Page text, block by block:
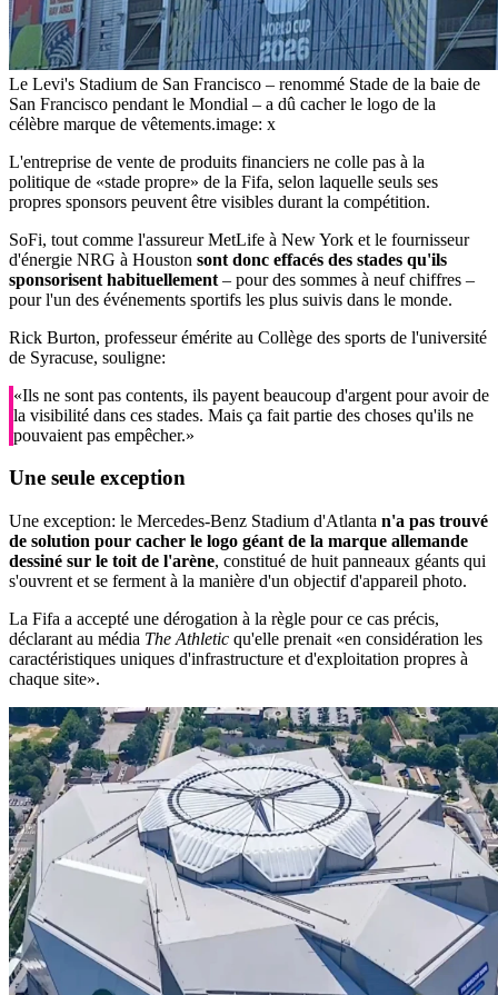
Le Levi's Stadium de San Francisco – renommé Stade de la baie de
San Francisco pendant le Mondial – a dû cacher le logo de la
célèbre marque de vêtements.image: x
L'entreprise de vente de produits financiers ne colle pas à la
politique de «stade propre» de la Fifa, selon laquelle seuls ses
propres sponsors peuvent être visibles durant la compétition.
SoFi, tout comme l'assureur MetLife à New York et le fournisseur
d'énergie NRG à Houston sont donc effacés des stades qu'ils
sponsorisent habituellement – pour des sommes à neuf chiffres –
pour l'un des événements sportifs les plus suivis dans le monde.
Rick Burton, professeur émérite au Collège des sports de l'université
de Syracuse, souligne:
«Ils ne sont pas contents, ils payent beaucoup d'argent pour avoir de
la visibilité dans ces stades. Mais ça fait partie des choses qu'ils ne
pouvaient pas empêcher.»
Une seule exception
Une exception: le Mercedes-Benz Stadium d'Atlanta n'a pas trouvé
de solution pour cacher le logo géant de la marque allemande
dessiné sur le toit de l'arène, constitué de huit panneaux géants qui
s'ouvrent et se ferment à la manière d'un objectif d'appareil photo.
La Fifa a accepté une dérogation à la règle pour ce cas précis,
déclarant au média The Athletic qu'elle prenait «en considération les
caractéristiques uniques d'infrastructure et d'exploitation propres à
chaque site».